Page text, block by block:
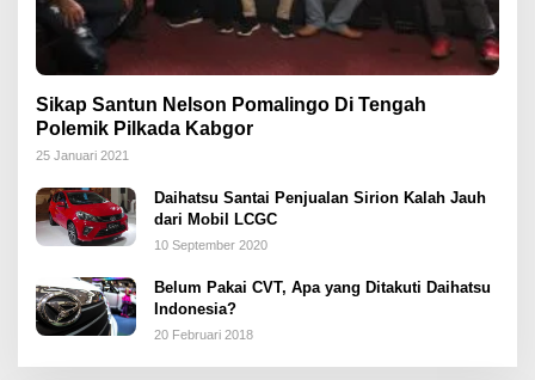
Sikap Santun Nelson Pomalingo Di Tengah
Polemik Pilkada Kabgor
25 Januari 2021
Daihatsu Santai Penjualan Sirion Kalah Jauh
dari Mobil LCGC
10 September 2020
Belum Pakai CVT, Apa yang Ditakuti Daihatsu
Indonesia?
20 Februari 2018